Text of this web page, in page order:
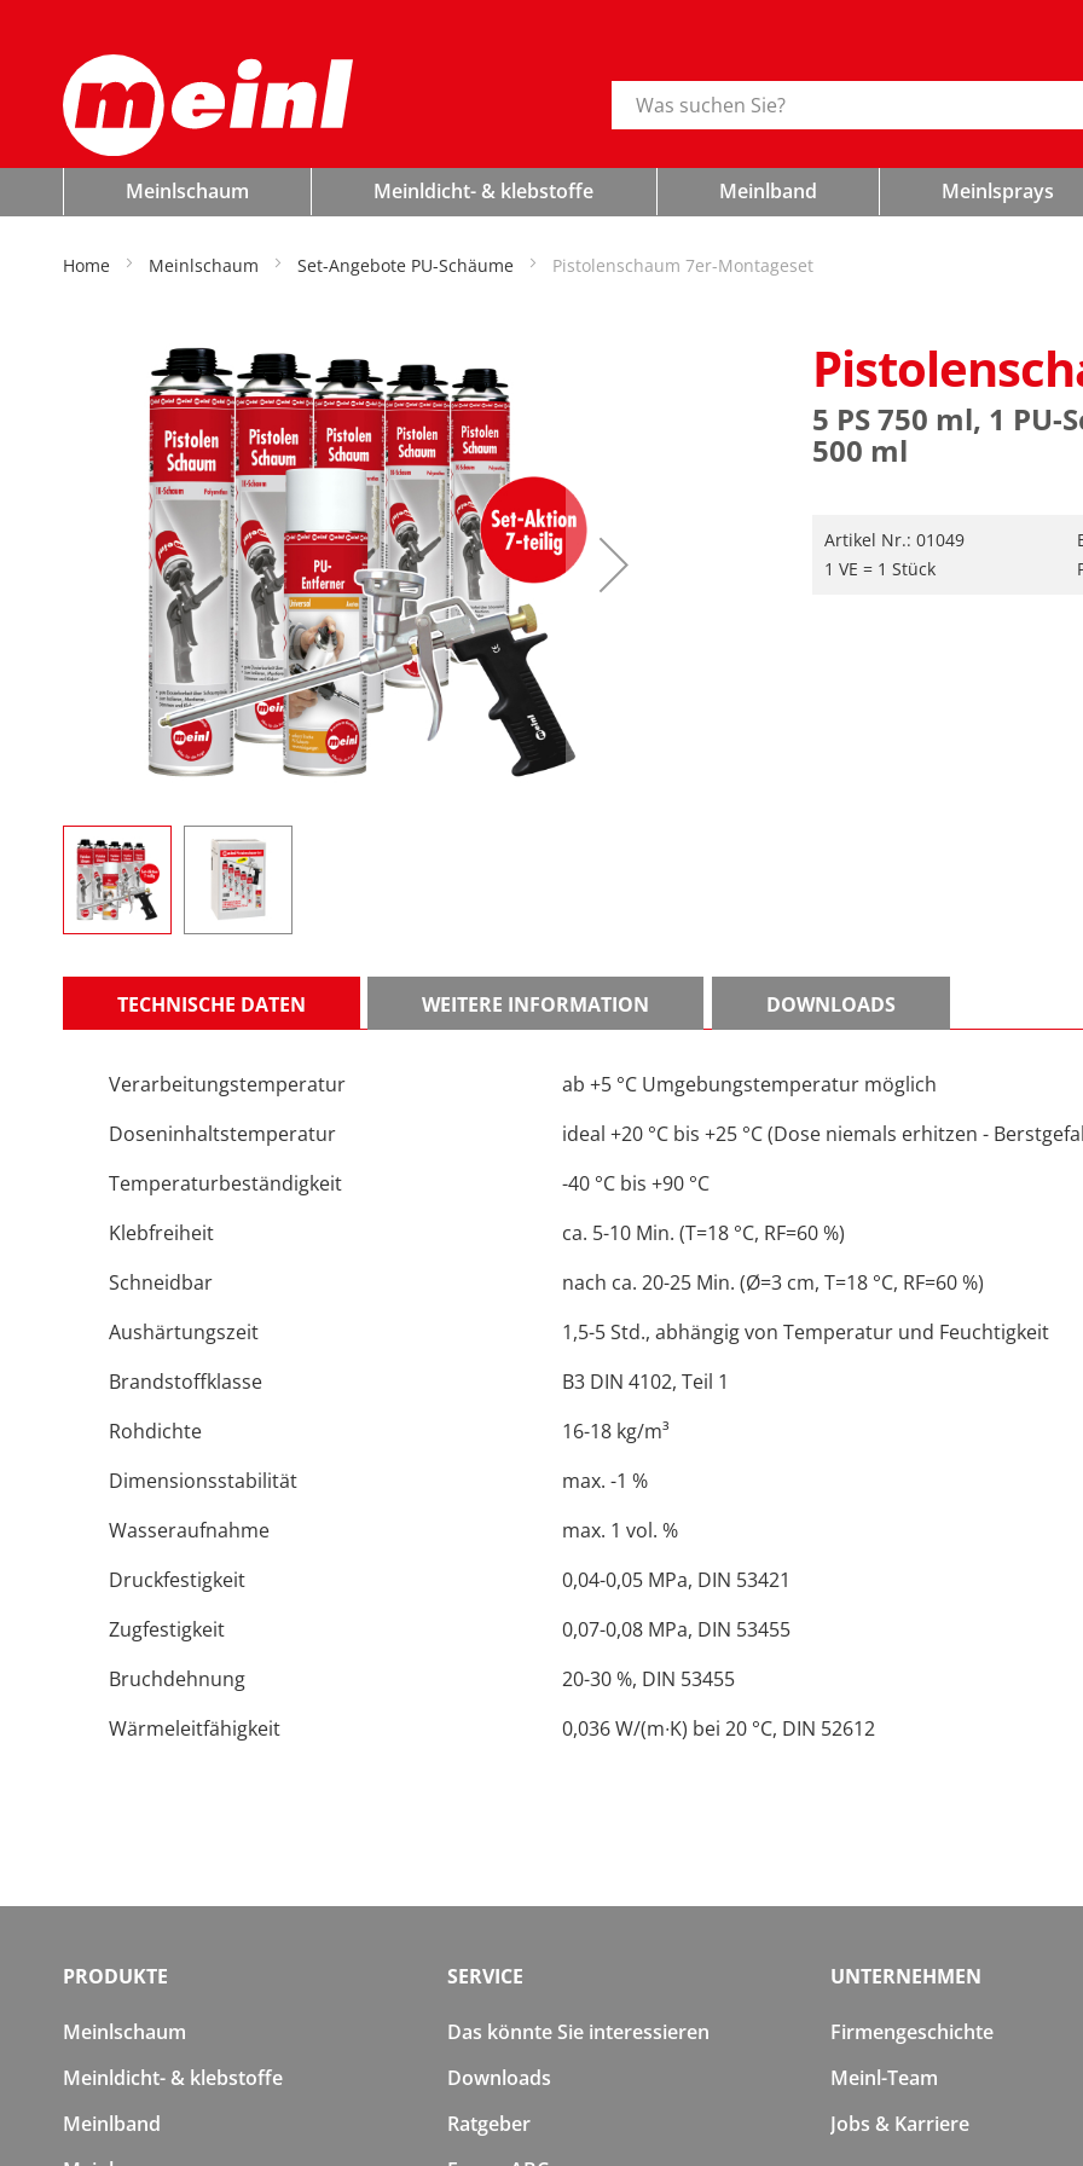
Suche
Meinlschaum Meinldicht- & klebstoffe Meinlband Meinlsprays
Home Meinlschaum Set-Angebote PU-Schäume Pistolenschaum 7er-Montageset
5 PS 750 ml, 1
500 ml
Artikel Nr.: 01049
1 VE = 1 Stück
Zum Anfang
TECHNISCHE DATEN
Verarbeitungstemperatur
ab +5 °C Umgebungstemperatur möglich
Doseninhaltstemperatur
ideal +20 °C bis +25 °C (Dose niemals erhitzen -
Temperaturbeständigkeit
-40 °C bis +90 °C
Klebfreiheit
ca. 5-10 Min. (T=18 °C, RF=60 %)
Schneidbar
nach ca. 20-25 Min. (Ø=3 cm, T=18 °C, RF=60 %)
Aushärtungszeit
1,5-5 Std., abhängig von Temperatur und Feuchtigkeit
Brandstoffklasse
B3 DIN 4102, Teil 1
Rohdichte
16-18 kg/m³
Dimensionsstabilität
max. -1 %
Wasseraufnahme
max. 1 vol. %
Druckfestigkeit
0,04-0,05 MPa, DIN 53421
Zugfestigkeit
0,07-0,08 MPa, DIN 53455
Bruchdehnung
20-30 %, DIN 53455
Wärmeleitfähigkeit
0,036 W/(m∙K) bei 20 °C, DIN 52612
WEITERE INFORMATION DOWNLOADS
PRODUKTE
Meinlschaum
Meinldicht- & klebstoffe
Meinlband
SERVICE
Das könnte Sie interessieren
Downloads
Ratgeber
UNTERNEHMEN
Firmengeschichte
Meinl-Team
Jobs & Karriere